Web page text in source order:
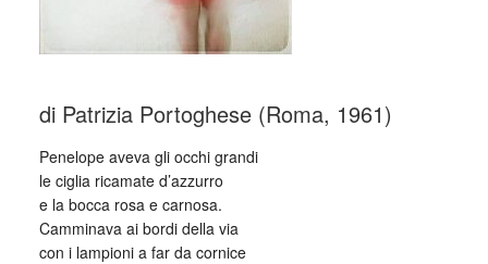
di Patrizia Portoghese (Roma, 1961)
Penelope aveva gli occhi grandi
le ciglia ricamate d’azzurro
e la bocca rosa e carnosa.
Camminava ai bordi della via
con i lampioni a far da cornice